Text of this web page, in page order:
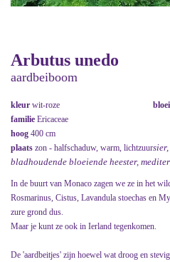
Arbutus unedo
aardbeiboom
kleur wit-roze
familie Ericaceae
hoog 400 cm
plaats zon - halfschaduw, warm, lichtzuur
bladhoudende bloeiende heester,
In de buurt van Monaco zagen we ze in het
Rosmarinus, Cistus, Lavandula stoechas en
zure grond dus.
Maar je kunt ze ook in Ierland tegenkomen.
De 'aardbeitjes' zijn hoewel wat droog en